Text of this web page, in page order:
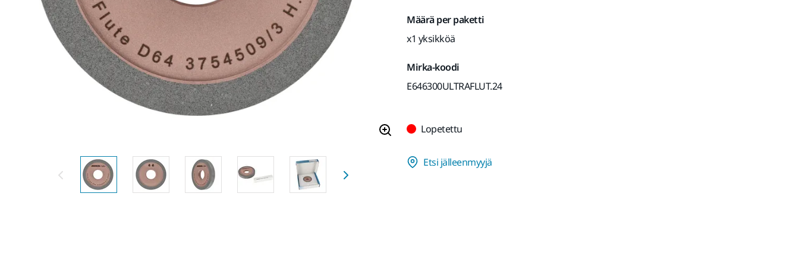
Määrä per paketti
x1 yksikköä
Mirka-koodi
E646300ULTRAFLUT.24
Lopetettu
Etsi jälleenmyyjä